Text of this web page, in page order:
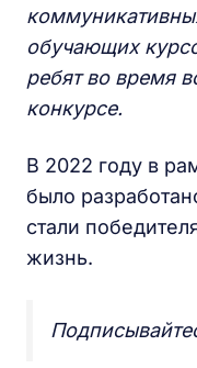
обучающих
ребят во время
конкурсе.
В 2022 году в
было
стали
жизнь.